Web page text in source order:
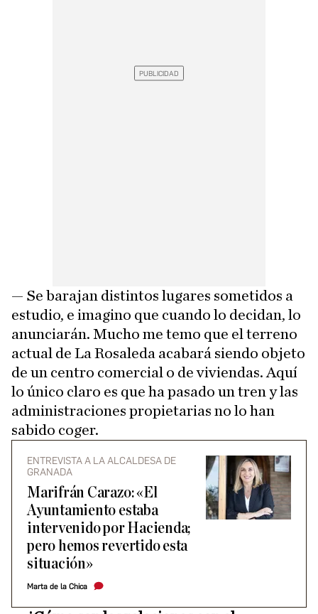
— Se barajan distintos lugares sometidos a
estudio, e imagino que cuando lo decidan, lo
anunciarán. Mucho me temo que el terreno
actual de La Rosaleda acabará siendo objeto
de un centro comercial o de viviendas. Aquí
lo único claro es que ha pasado un tren y las
administraciones propietarias no lo han
sabido coger.
ENTREVISTA A LA ALCALDESA DE
GRANADA
Marifrán Carazo: «El
Ayuntamiento estaba
intervenido por Hacienda;
pero hemos revertido esta
situación»
Marta de la Chica